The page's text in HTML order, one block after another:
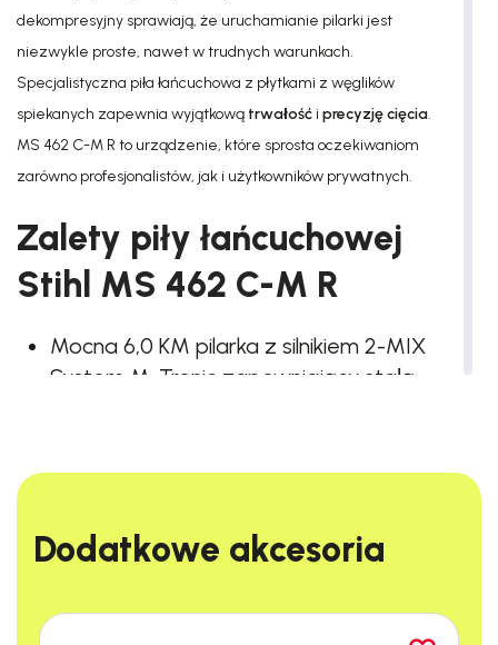
dekompresyjny sprawiają, że uruchamianie pilarki jest
niezwykle proste, nawet w trudnych warunkach.
Specjalistyczna piła łańcuchowa z płytkami z węglików
spiekanych zapewnia wyjątkową trwałośći precyzję cięcia.
MS 462 C-M R to urządzenie, które sprosta oczekiwaniom
zarówno profesjonalistów, jak i użytkowników prywatnych.
Zalety piły łańcuchowej
Stihl MS 462 C-M R
Mocna 6,0 KM pilarka z silnikiem 2-MIX
System M-Tronic zapewniający stałą
filtrowania
dekompresyjny dla łatwego
uruchamiania
płytkami z węglików spiekanych
Dodatkowe akcesoria​